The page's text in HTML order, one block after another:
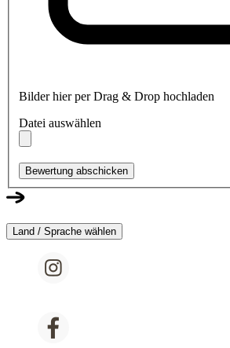
Bilder hier per Drag & Drop hochladen
Datei auswählen
Bewertung abschicken
Land / Sprache wählen